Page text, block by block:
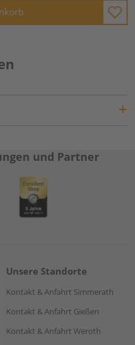
und Partner
Unsere Standorte
Kontakt & Anfahrt Simmerath
Kontakt & Anfahrt Gießen
Kontakt & Anfahrt Weroth